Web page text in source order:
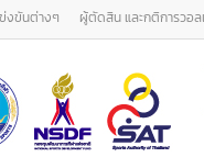
งขันต่างๆ ผู้ตัดสิน และกติการวอ